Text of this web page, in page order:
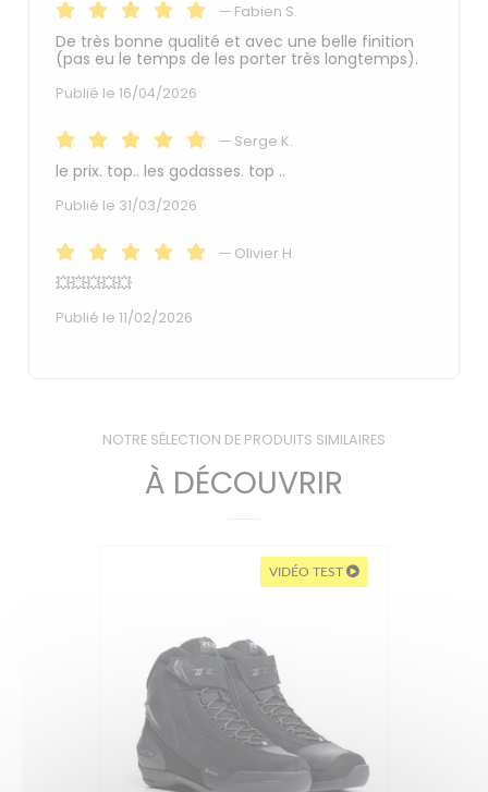
— Fabien S.
De très bonne qualité et avec une belle finition
(pas eu le temps de les porter très longtemps).
Publié le 16/04/2026
— Serge K.
le prix. top.. les godasses. top ..
Publié le 31/03/2026
— Olivier H.
💥💥💥💥💥
Publié le 11/02/2026
NOTRE SÉLECTION DE PRODUITS SIMILAIRES
À DÉCOUVRIR
VIDÉO TEST